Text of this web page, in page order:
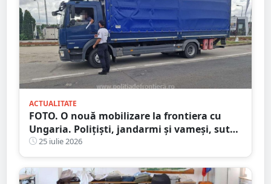
ACTUALITATE
FOTO. O nouă mobilizare la frontiera cu
Ungaria. Polițiști, jandarmi și vameși, sute
de persoane verificate
25 iulie 2026